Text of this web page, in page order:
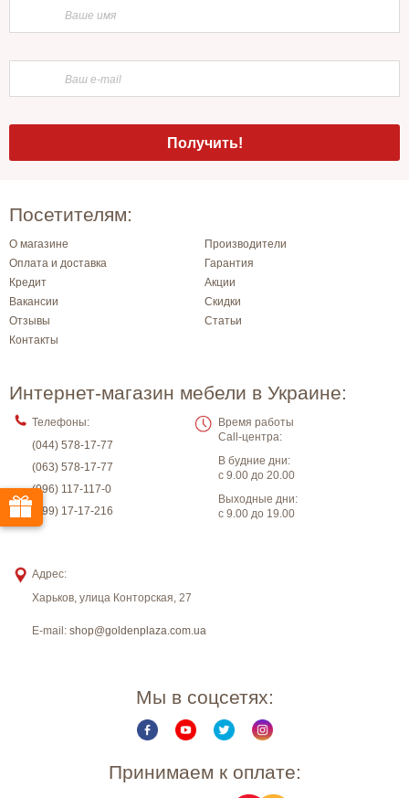
Посетителям:
О магазине
Производители
Оплата и доставка
Гарантия
Кредит
Акции
Вакансии
Скидки
Отзывы
Статьи
Контакты
Интернет-магазин мебели в Украине:
Телефоны:
(044) 578-17-77
(063) 578-17-77
(096) 117-117-0
(099) 17-17-216
Время работы
Call-центра:
В будние дни:
с 9.00 до 20.00
Выходные дни:
с 9.00 до 19.00
Адрес:
Харьков, улица Конторская, 27
E-mail: shop@goldenplaza.com.ua
Мы в соцсетях:
Принимаем к оплате: